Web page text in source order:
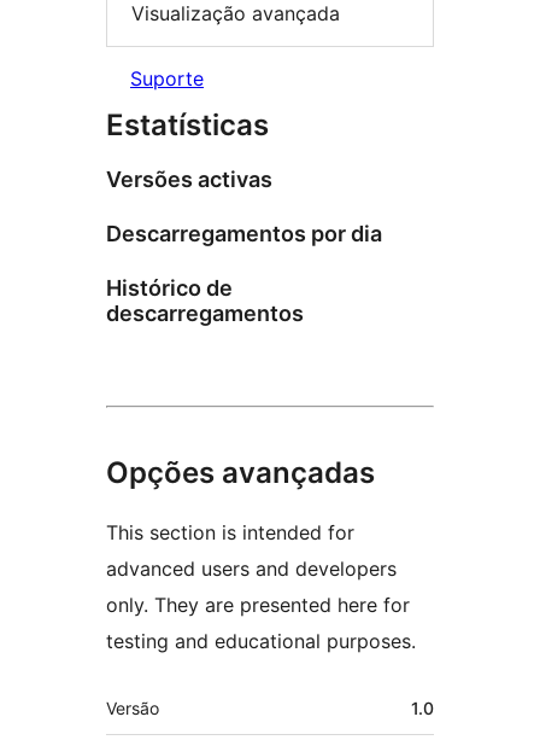
Visualização avançada
Suporte
Estatísticas
Versões activas
Descarregamentos por dia
Histórico de
descarregamentos
Opções avançadas
This section is intended for
advanced users and developers
only. They are presented here for
testing and educational purposes.
Metadados
Versão 1.0